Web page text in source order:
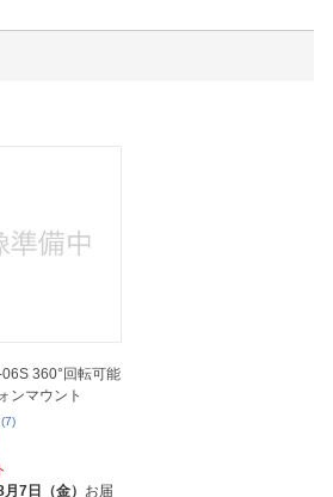
360°回転可能
ンマウント
(7)
月7日（金） お届